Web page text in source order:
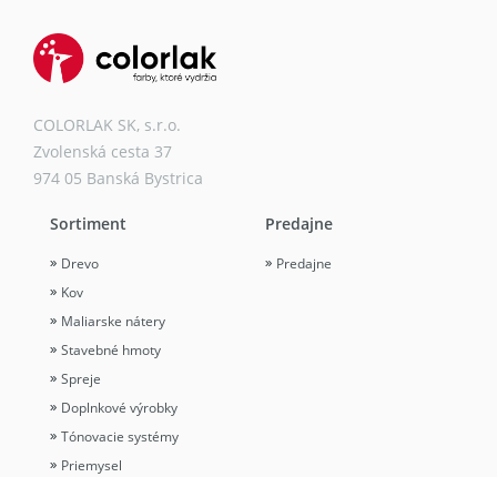
COLORLAK SK, s.r.o.
Zvolenská cesta 37
974 05 Banská Bystrica
Sortiment
Drevo
Kov
Maliarske nátery
Stavebné hmoty
Spreje
Doplnkové výrobky
Tónovacie systémy
Priemysel
Predajne
Predajne